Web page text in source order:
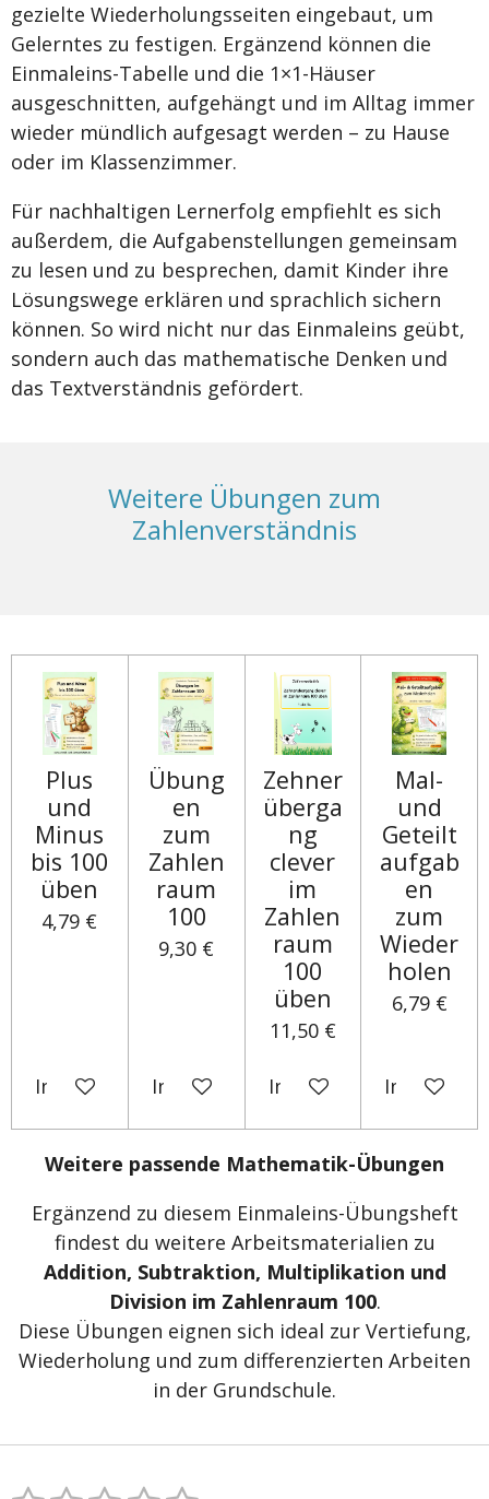
gezielte Wiederholungsseiten eingebaut, um
Gelerntes zu festigen. Ergänzend können die
Einmaleins-Tabelle und die 1×1-Häuser
ausgeschnitten, aufgehängt und im Alltag immer
wieder mündlich aufgesagt werden – zu Hause
oder im Klassenzimmer.
Für nachhaltigen Lernerfolg empfiehlt es sich
außerdem, die Aufgabenstellungen gemeinsam
zu lesen und zu besprechen, damit Kinder ihre
Lösungswege erklären und sprachlich sichern
können. So wird nicht nur das Einmaleins geübt,
sondern auch das mathematische Denken und
das Textverständnis gefördert.
Weitere Übungen zum
Zahlenverständnis
Plus
und
Minus
bis 100
üben
4,79 €
In den Warenkorb
Übung
en
zum
Zahlen
raum
100
9,30 €
In den Warenkorb
Zehner
überga
ng
clever
im
Zahlen
raum
100
üben
11,50 €
In den Warenkorb
Mal-
und
Geteilt
aufgab
en
zum
Wieder
holen
6,79 €
In den
Weitere passende Mathematik-Übungen
Ergänzend zu diesem Einmaleins-Übungsheft
findest du weitere Arbeitsmaterialien zu
Addition, Subtraktion, Multiplikation und
Division im Zahlenraum 100.
Diese Übungen eignen sich ideal zur Vertiefung,
Wiederholung und zum differenzierten Arbeiten
in der Grundschule.